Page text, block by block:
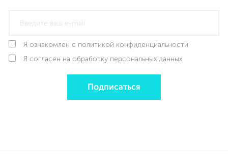
Я ознакомлен с политикой конфиденциальности
Я согласен на обработку персональных данных
Подписаться